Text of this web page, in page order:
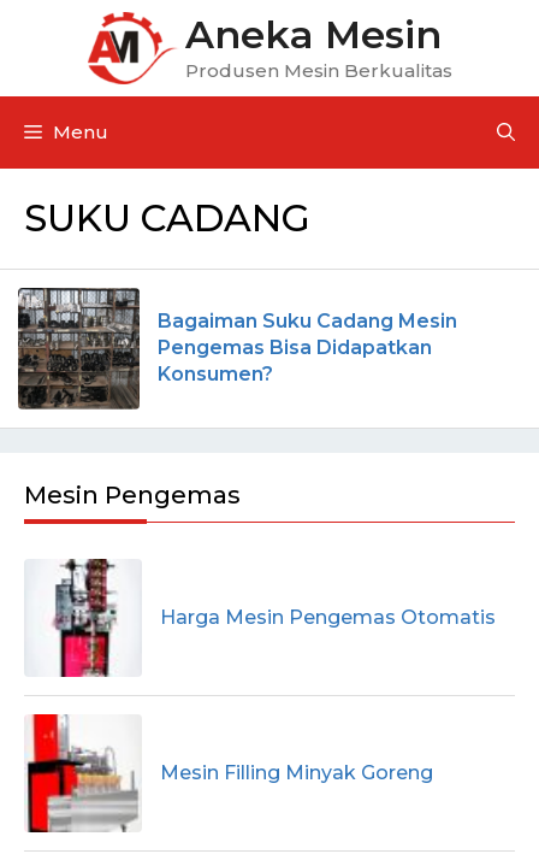
Aneka Mesin
Produsen Mesin Berkualitas
Menu
SUKU CADANG
Bagaiman Suku Cadang Mesin
Pengemas Bisa Didapatkan
Konsumen?
Mesin Pengemas
Harga Mesin Pengemas Otomatis
Mesin Filling Minyak Goreng